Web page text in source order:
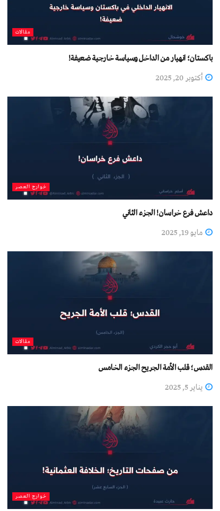
مقالات
باكستان؛ انهيار من الداخل وسياسة خارجية ضعيفة!
أكتوبر 20, 2025
خوارج العصر
داعش فرع خراسان! الجزء الثاني
مايو 19, 2025
مقالات
القدس؛ قلب الأمة الجريح الجزء الخامس
يناير 5, 2025
خوارج العصر